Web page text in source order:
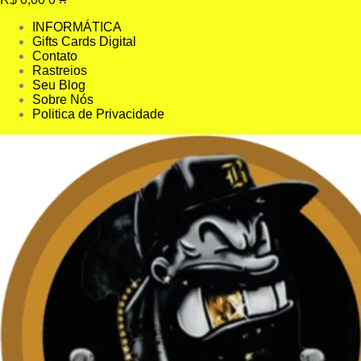
INFORMÁTICA
Gifts Cards Digital
Contato
Rastreios
Seu Blog
Sobre Nós
Politica de Privacidade